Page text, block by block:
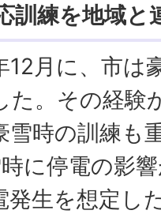
訓練を地域と
月に、市は
た。その経験
雪時の訓練も
に停電の影
発生を想定し